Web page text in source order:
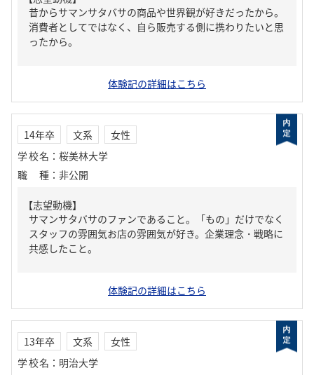
昔からサマンサタバサの商品や世界観が好きだったから。
消費者としてではなく、自ら販売する側に携わりたいと思
ったから。
体験記の詳細はこちら
14年卒 文系
女性
学校名 ： 桜美林大学
職種 ： 非公開
【志望動機】
サマンサタバサのファンであること。「もの」だけでなく
スタッフの雰囲気お店の雰囲気が好き。企業理念・戦略に
共感したこと。
体験記の詳細はこちら
13年卒 文系
女性
学校名 ： 明治大学